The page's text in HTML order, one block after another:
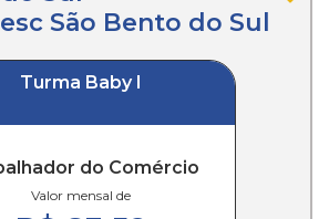
São Bento do Sul
Turma Baby I
do Comércio
Valor mensal de